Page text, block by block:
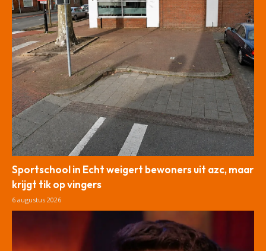
Sportschool in Echt weigert bewoners uit azc, maar
krijgt tik op vingers
6 augustus 2026